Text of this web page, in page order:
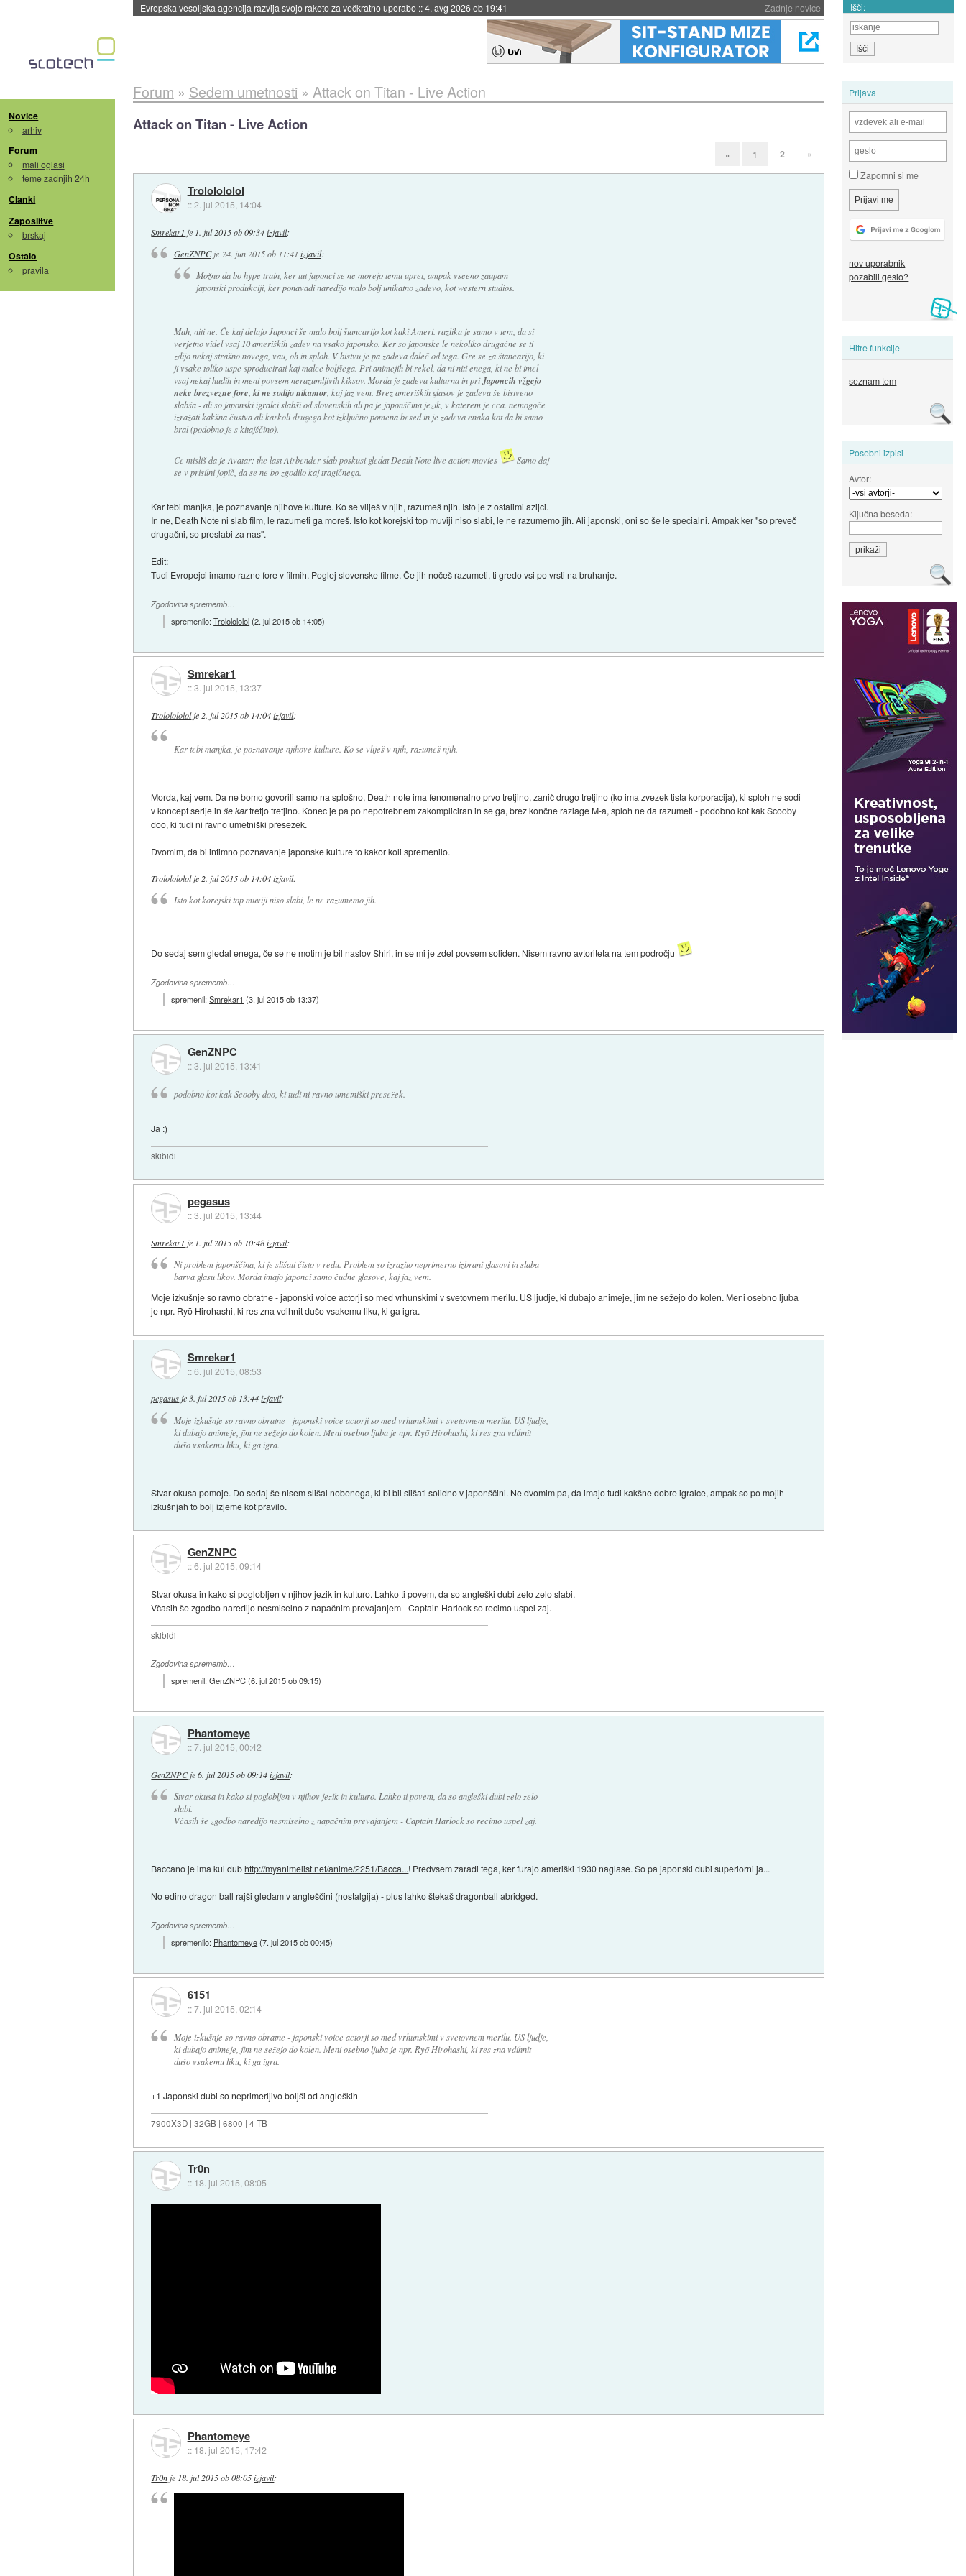
Zadnje novice
Evropska vesoljska agencija razvija svojo raketo za večkratno uporabo ::4. avg 2026 ob 19:41 Išči:
Novice
arhiv
Forum
mali oglasi
teme zadnjih 24h
Članki
Zaposlitve
brskaj
Ostalo
pravila
Prijava
Zapomni si me
nov uporabnik
pozabili geslo?
Hitre funkcije
seznam tem
Posebni izpisi
Avtor:
Ključna beseda:
Forum » Sedem umetnosti » Attack on Titan - Live Action
Attack on Titan - Live Action
« 1 2 »
Trololololol
::2. jul 2015, 14:04
Smrekar1 je 1. jul 2015 ob 09:34 izjavil:
GenZNPCje 24. jun 2015 ob 11:41 izjavil:
Možno da bo hype train, ker tut japonci se ne morejo temu upret, ampak vseeno zaupam
japonski produkciji, ker ponavadi naredijo malo bolj unikatno zadevo, kot western studios.
Mah, niti ne. Če kaj delajo Japonci še malo bolj štancarijo kot kaki Ameri. razlika je samo v tem, da si
verjetno videl vsaj 10 ameriških zadev na vsako japonsko. Ker so japonske le nekoliko drugačne se ti
zdijo nekaj strašno novega, vau, oh in sploh. V bistvu je pa zadeva daleč od tega. Gre se za štancarijo, ki
ji vsake toliko uspe sproducirati kaj malce boljšega. Pri animejih bi rekel, da ni niti enega, ki ne bi imel
vsaj nekaj hudih in meni povsem nerazumljivih kiksov. Morda je zadeva kulturna in priJaponcih vžgejo
neke brezvezne fore, ki ne sodijo nikamor, kaj jaz vem. Brez ameriških glasov je zadeva še bistveno
slabša - ali so japonski igralci slabši od slovenskih ali pa je japonščina jezik, v katerem je cca. nemogoče
izražati kakšna čustva ali karkoli drugega kot izključno pomena besed in je zadeva enaka kot da bi samo
bral (podobno je s kitajščino).
Če misliš da je Avatar: the last Airbenderslab poskusi gledatDeath Note live action movies
Samo daj
se v prisilni jopič, da se ne bo zgodilo kaj tragičnega.
Kar tebi manjka, je poznavanje njihove kulture. Ko se vliješ v njih, razumeš njih. Isto je z ostalimi azijci.
In ne, Death Note ni slab film, le razumeti ga moreš. Isto kot korejski top muviji niso slabi, le ne razumemo jih. Ali japonski, oni so še le specialni. Ampak ker "so preveč
drugačni, so preslabi za nas".
Edit:
Tudi Evropejci imamo razne fore v filmih. Poglej slovenske filme. Če jih nočeš razumeti, ti gredo vsi po vrsti na bruhanje.
Zgodovina sprememb…
spremenilo:Trololololol(2. jul 2015 ob 14:05)
Smrekar1
::3. jul 2015, 13:37
Trolololololje 2. jul 2015 ob 14:04 izjavil:
Kar tebi manjka, je poznavanje njihove kulture. Ko se vliješ v njih, razumeš njih.
Morda, kaj vem. Da ne bomo govorili samo na splošno, Death note ima fenomenalno prvo tretjino, zanič drugo tretjino (ko ima zvezek tista korporacija), ki sploh ne sodi
v koncept serije inše kartretjo tretjino. Konec je pa po nepotrebnem zakompliciran in se ga, brez končne razlage M-a, sploh ne da razumeti - podobno kot kak Scooby
doo, ki tudi ni ravno umetniški presežek.
Dvomim, da bi intimno poznavanje japonske kulture to kakor koli spremenilo.
Trolololololje 2. jul 2015 ob 14:04 izjavil:
Isto kot korejski top muviji niso slabi, le ne razumemo jih.
Do sedaj sem gledal enega, če se ne motim je bil naslov Shiri, in se mi je zdel povsem soliden. Nisem ravno avtoriteta na tem področju
Zgodovina sprememb…
spremenil:Smrekar1 (3. jul 2015 ob 13:37)
GenZNPC
::3. jul 2015, 13:41
podobno kot kak Scooby doo, ki tudi ni ravno umetniški presežek.
Ja :)
skibidi
pegasus
::3. jul 2015, 13:44
Smrekar1 je 1. jul 2015 ob 10:48 izjavil:
Ni problem japonščina, ki je slišati čisto v redu. Problem so izrazito neprimerno izbrani glasovi in slaba
barva glasu likov. Morda imajo japonci samo čudne glasove, kaj jaz vem.
Moje izkušnje so ravno obratne - japonski voice actorji so med vrhunskimi v svetovnem merilu. US ljudje, ki dubajo animeje, jim ne sežejo do kolen. Meni osebno ljuba
je npr. Ryō Hirohashi, ki res zna vdihnit dušo vsakemu liku, ki ga igra.
Smrekar1
::6. jul 2015, 08:53
pegasusje3. jul 2015 ob 13:44 izjavil:
Moje izkušnje so ravno obratne - japonski voice actorji so med vrhunskimi v svetovnem merilu. US ljudje,
ki dubajo animeje, jim ne sežejo do kolen. Meni osebno ljuba je npr. Ryō Hirohashi, ki res zna vdihnit
dušo vsakemu liku, ki ga igra.
Stvar okusa pomoje. Do sedaj še nisem slišal nobenega, ki bi bil slišati solidno v japonščini. Ne dvomim pa, da imajo tudi kakšne dobre igralce, ampak so po mojih
izkušnjah to bolj izjeme kot pravilo.
GenZNPC
::6. jul 2015, 09:14
Stvar okusa in kako si poglobljen v njihov jezik in kulturo. Lahko ti povem, da so angleški dubi zelo zelo slabi.
Včasih še zgodbo naredijo nesmiselno z napačnim prevajanjem - Captain Harlock so recimo uspel zaj.
skibidi
Zgodovina sprememb…
spremenil:GenZNPC(6. jul 2015 ob 09:15)
Phantomeye
::7. jul 2015, 00:42
GenZNPCje6. jul 2015 ob 09:14 izjavil:
Stvar okusa in kako si poglobljen v njihov jezik in kulturo. Lahko ti povem, da so angleški dubi zelo zelo
slabi.
Včasih še zgodbo naredijo nesmiselno z napačnim prevajanjem - Captain Harlock so recimo uspel zaj.
Baccano je ima kul dubhttp://myanimelist.net/anime/2251/Bacca...! Predvsem zaradi tega, ker furajo ameriški 1930 naglase. So pa japonski dubi superiorni ja...
No edino dragon ball rajši gledam v angleščini (nostalgija) - plus lahko štekaš dragonball abridged.
Zgodovina sprememb…
spremenilo: Phantomeye(7. jul 2015 ob 00:45)
6151
::7. jul 2015, 02:14
Moje izkušnje so ravno obratne - japonski voice actorji so med vrhunskimi v svetovnem merilu. US ljudje,
ki dubajo animeje, jim ne sežejo do kolen. Meni osebno ljuba je npr. Ryō Hirohashi, ki res zna vdihnit
dušo vsakemu liku, ki ga igra.
+1 Japonski dubi so neprimerljivo boljši od angleških
7900X3D | 32GB | 6800 | 4 TB
Tr0n
:: 18. jul 2015, 08:05
Phantomeye
:: 18. jul 2015, 17:42
Tr0n je 18. jul 2015 ob 08:05 izjavil: